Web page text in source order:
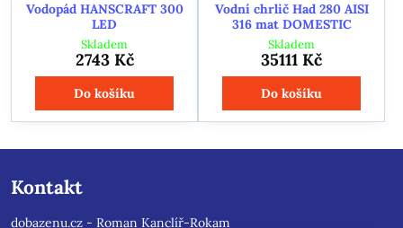
Vodopád HANSCRAFT 300
LED
Skladem
2743 Kč
Do košíku
Vodní chrlič Had 280 AISI
316 mat DOMESTIC
Skladem
35111 Kč
Do košíku
Kontakt
dobazenu.cz - Roman Kanclíř-Rokam